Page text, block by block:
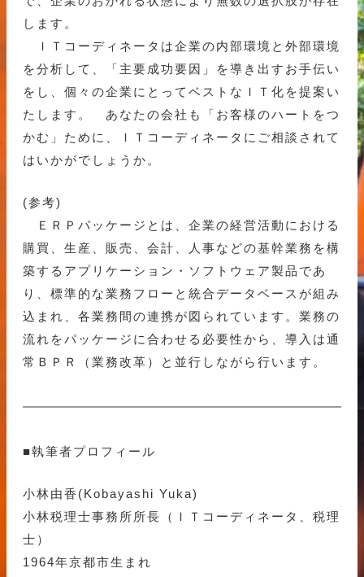
します。
ＩＴコーディネータは企業の内部環境と外部環境
を分析して、「主要成功要因」を導き出すお手伝い
をし、個々の企業にとってベストなＩＴ化を提案い
たします。 あなたの会社も「お客様のハートをつ
かむ」ために、ＩＴコーディネータにご相談されて
はいかがでしょうか。
(参考)
ＥＲＰパッケージとは、企業の経営活動における
購買、生産、販売、会計、人事などの基幹業務を構
築するアプリケーション・ソフトウェア製品であ
り、標準的な業務フローと統合データベースが組み
込まれ、各業務間の連携が図られています。業務の
流れをパッケージに合わせる必要性から、導入は通
常ＢＰＲ（業務改革）と並行しながら行います。
■執筆者プロフィール
小林由香(Kobayashi Yuka)
小林税理士事務所所長（ＩＴコーディネータ、税理
士）
1964年京都市生まれ